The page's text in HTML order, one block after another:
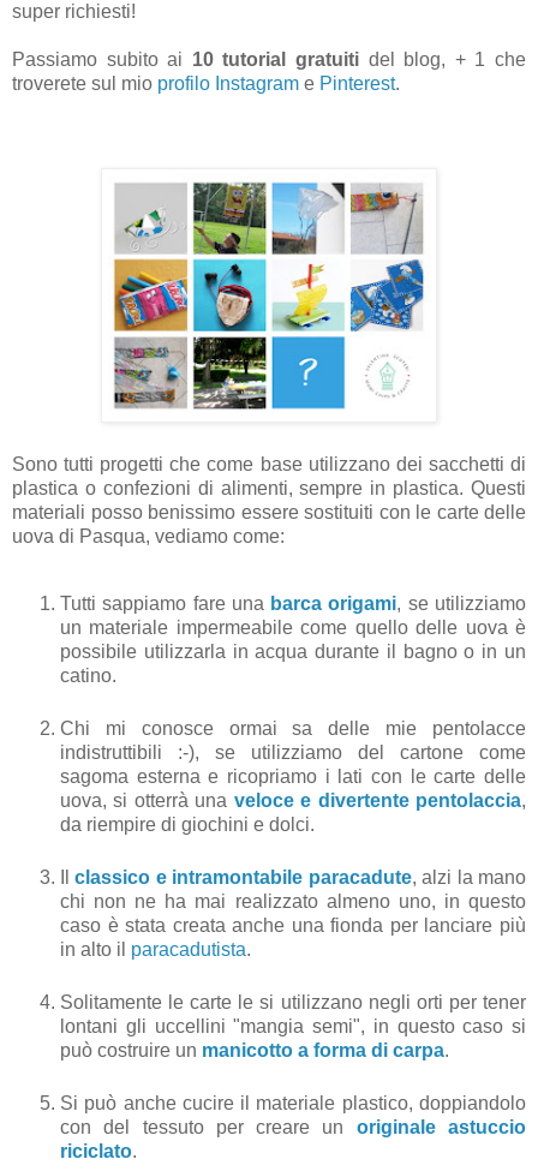
super richiesti!
Passiamo subito ai 10 tutorial gratuiti del blog, + 1 che
troverete sul mio profilo Instagram e Pinterest.
Sono tutti progetti che come base utilizzano dei sacchetti di
plastica o confezioni di alimenti, sempre in plastica. Questi
materiali posso benissimo essere sostituiti con le carte delle
uova di Pasqua, vediamo come:
Tutti sappiamo fare una barca origami, se utilizziamo
un materiale impermeabile come quello delle uova è
possibile utilizzarla in acqua durante il bagno o in un
catino.
Chi mi conosce ormai sa delle mie pentolacce
indistruttibili :-), se utilizziamo del cartone come
sagoma esterna e ricopriamo i lati con le carte delle
uova, si otterrà una veloce e divertente pentolaccia,
da riempire di giochini e dolci.
Ilclassico e intramontabile paracadute, alzi la mano
chi non ne ha mai realizzato almeno uno, in questo
caso è stata creata anche una fionda per lanciare più
in alto il paracadutista.
Solitamente le carte le si utilizzano negli orti per tener
lontani gli uccellini "mangia semi", in questo caso si
può costruire un manicotto a forma di carpa.
Si può anche cucire il materiale plastico, doppiandolo
con del tessuto per creare un originale astuccio
riciclato.